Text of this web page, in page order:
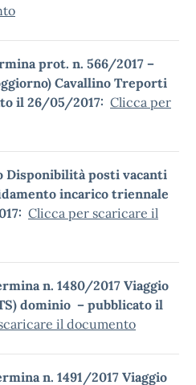
prot. n. 566/2017 –
Cavallino Treporti
il 26/05/2017: Clicca per
Disponibilità posti vacanti
incarico triennale
Clicca per scaricare il
n. 1480/2017 Viaggio
dominio – pubblicato il
il documento
n. 1491/2017 Viaggio